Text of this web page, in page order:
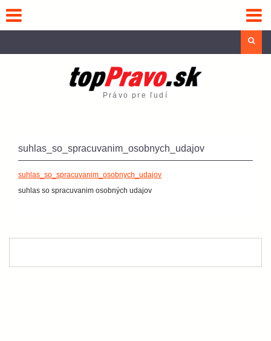
content
Právo pre ľudí
suhlas_so_spracuvanim_osobnych_udajov
suhlas_so_spracuvanim_osobnych_udajov
suhlas so spracuvanim osobných udajov